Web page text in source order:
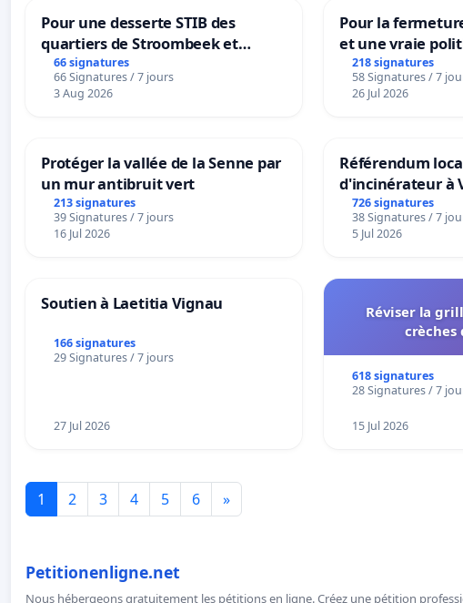
Pour une desserte STIB des
quartiers de Stroombeek et
Beauval - Voor een MIVB-
bediening van de wijken
Strombeek en Het Voor
66 signatures
66 Signatures / 7 jours
3 Aug 2026
Pour la
et une vraie
la dépendance
218 signatures
58 Signatures / 7
26 Jul 2026
Protéger la vallée de la Senne par
un mur antibruit vert
213 signatures
39 Signatures / 7 jours
16 Jul 2026
Référendum
d'incinérateur à
726 signatures
38 Signatures / 7
5 Jul 2026
Soutien à Laetitia Vignau
166 signatures
29 Signatures / 7 jours
27 Jul 2026
Réviser la
crèches
618 signatures
28 Signatures / 7
15 Jul 2026
1 2 3 4 5 6 »
Petitionenligne.net
Nous hébergeons gratuitement les pétitions en ligne. Créez une pétition